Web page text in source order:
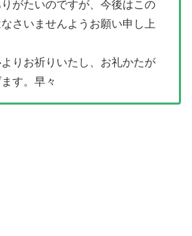
がたいのですが、今後はこの
さいませんようお願い申し上
りお祈りいたし、お礼かたが
す。早々